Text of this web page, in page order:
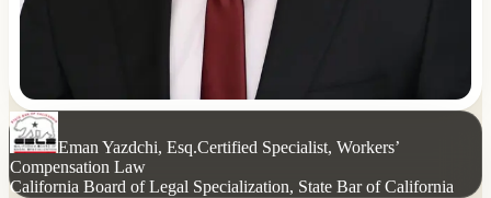
Eman Yazdchi, Esq.Certified Specialist, Workers’
Compensation Law
California Board of Legal Specialization, State Bar of California